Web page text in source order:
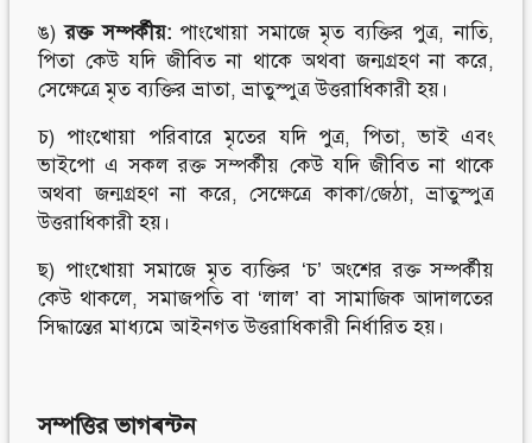
ঙ)রক্ত সম্পর্কীয়:পাংখোয়া সমাজে মৃত ব্যক্তির পুত্র, নাতি,
পিতা কেউ যদি জীবিত না থাকে অথবা জন্মগ্রহণ না করে,
সেক্ষেত্রে মৃত ব্যক্তির ভ্রাতা, ভ্রাতুস্পুত্র উত্তরাধিকারী হয়।
চ) পাংখোয়া পরিবারে মৃতের যদি পুত্র, পিতা, ভাই এবং
ভাইপো এ সকল রক্ত সম্পর্কীয় কেউ যদি জীবিত না থাকে
অথবা জন্মগ্রহণ না করে, সেক্ষেত্রে কাকা/জেঠা, ভ্রাতুস্পুত্র
উত্তরাধিকারী হয়।
ছ) পাংখোয়া সমাজে মৃত ব্যক্তির ‘চ’ অংশের রক্ত সম্পর্কীয়
কেউ থাকলে, সমাজপতি বা ‘লাল’ বা সামাজিক আদালতের
সিদ্ধান্তের মাধ্যমে আইনগত উত্তরাধিকারী নির্ধারিত হয়।
সম্পত্তির ভাগৰন্টন